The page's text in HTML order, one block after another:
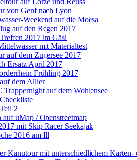
auf Lorze und Reuss
von Genf nach Lyon
Weekend auf die Moësa
auf den Regen 2017
2017 im Gäsi
mit Materialtest
auf dem Zugersee 2017
Ersatz April 2017
Frühling 2017
dem Allier
auf dem Wohlensee
2
auf uMap / Openstreetmap
mit Skip Racer Seekajak
2016 am Ill
Kanutour mit unterschiedlichem Karten-